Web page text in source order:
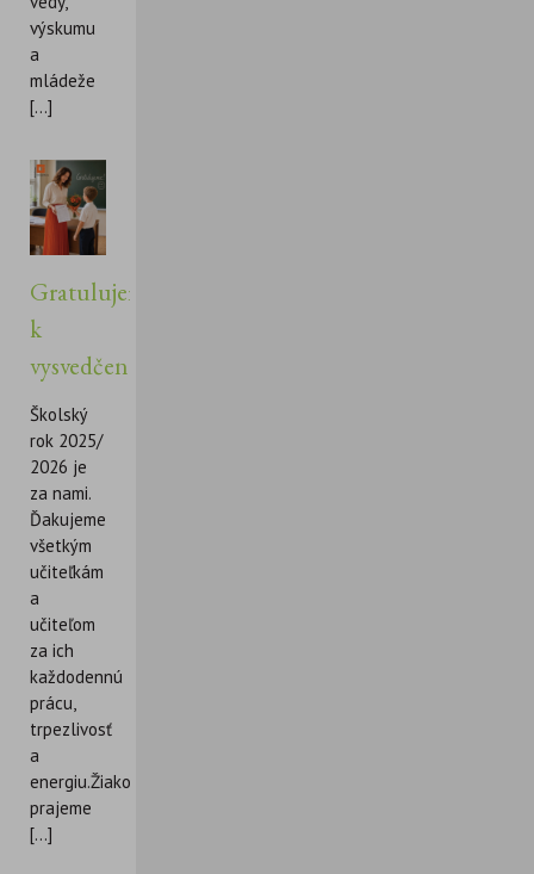
výskumu
a
mládeže
[...]
Gratulujeme
k
vysvedčeniu!
Školský
rok 2025/
2026 je
za nami.
Ďakujeme
všetkým
učiteľkám
a
učiteľom
za ich
každodennú
prácu,
trpezlivosť
a
energiu.Žiakom
prajeme
[...]